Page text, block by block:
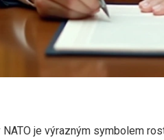
je výrazným symbolem